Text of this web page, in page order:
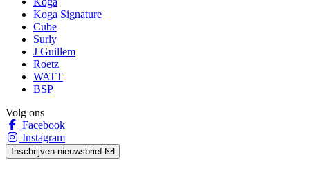
Koga Signature
Cube
Surly
J Guillem
Roetz
WATT
BSP
Volg ons
Facebook
Instagram
Inschrijven nieuwsbrief